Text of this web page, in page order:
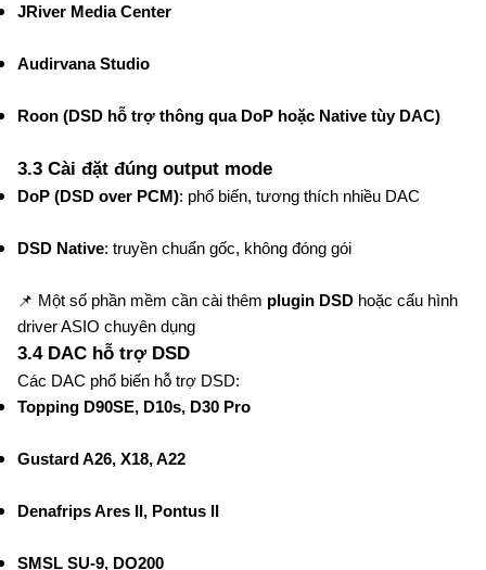
JRiver Media Center
Audirvana Studio
Roon (DSD hỗ trợ thông qua DoP hoặc Native tùy DAC)
3.3 Cài đặt đúng output mode
DoP (DSD over PCM): phổ biến, tương thích nhiều DAC
DSD Native: truyền chuẩn gốc, không đóng gói
📌 Một số phần mềm cần cài thêm plugin DSD hoặc cấu hình
driver ASIO chuyên dụng
3.4 DAC hỗ trợ DSD
Các DAC phổ biến hỗ trợ DSD:
Topping D90SE, D10s, D30 Pro
Gustard A26, X18, A22
Denafrips Ares II, Pontus II
SMSL SU-9, DO200